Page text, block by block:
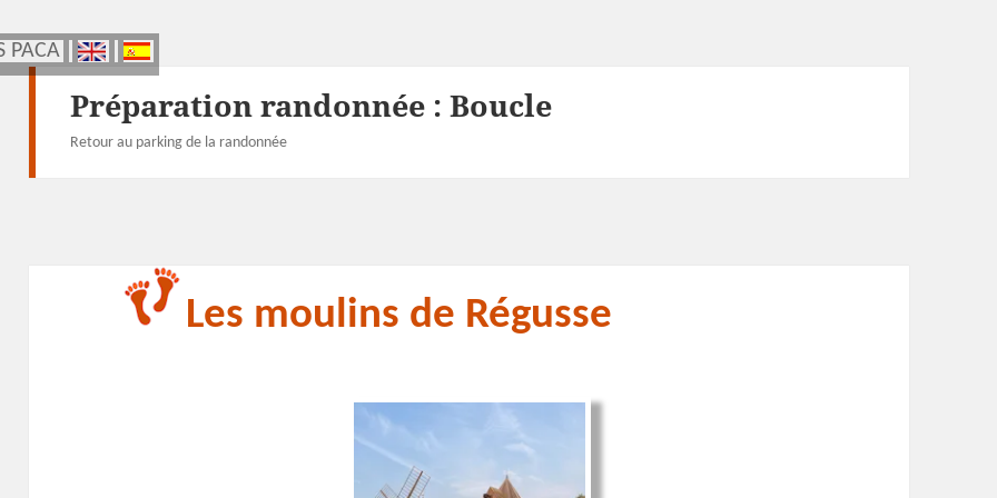
PACA
PACA
Préparation randonnée :Boucle
Retour au parking de la randonnée
Les moulins de Régusse